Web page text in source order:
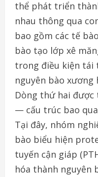
thể phát triển
nhau thông qua
bao gồm các tế
bào tạo lớp xê
trong điều kiện tái
nguyên bào
Dòng thứ hai
— cấu trúc bao
Tại đây, nhóm
bào biểu hiện
tuyến cận giáp
hóa thành nguyên